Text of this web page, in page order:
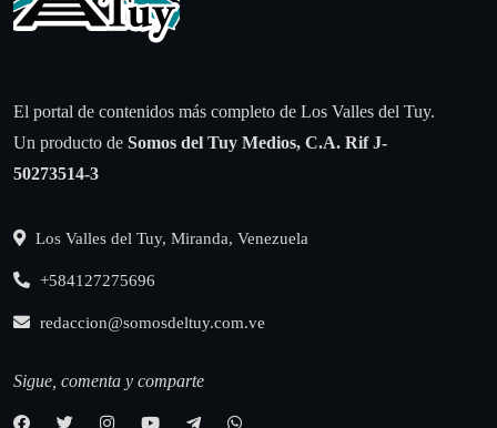
El portal de contenidos más completo de Los Valles del Tuy.
Un producto de Somos del Tuy Medios, C.A. Rif J-
50273514-3
Los Valles del Tuy, Miranda, Venezuela
+584127275696
redaccion@somosdeltuy.com.ve
Sigue, comenta y comparte